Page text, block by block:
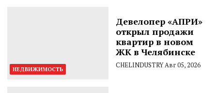
НЕДВИЖИМОСТЬ
Девелопер «АПРИ»
открыл продажи
квартир в новом
ЖК в Челябинске
CHELINDUSTRYАвг 05, 2026